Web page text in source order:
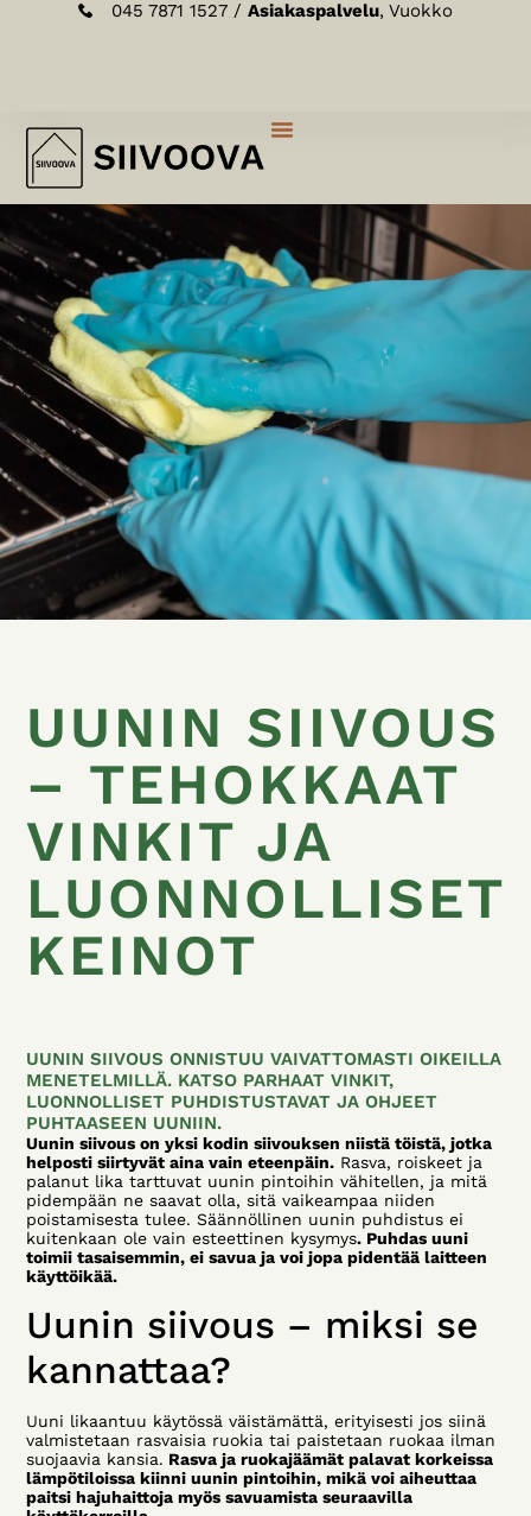
045 7871 1527 / Asiakaspalvelu, Vuokko
UUNIN SIIVOUS
– TEHOKKAAT
VINKIT JA
LUONNOLLISET
KEINOT
UUNIN SIIVOUS ONNISTUU VAIVATTOMASTI OIKEILLA
MENETELMILLÄ. KATSO PARHAAT VINKIT,
LUONNOLLISET PUHDISTUSTAVAT JA OHJEET
PUHTAASEEN UUNIIN.
Uunin siivous on yksi kodin siivouksen niistä töistä, jotka
helposti siirtyvät aina vain eteenpäin. Rasva, roiskeet ja
palanut lika tarttuvat uunin pintoihin vähitellen, ja mitä
pidempään ne saavat olla, sitä vaikeampaa niiden
poistamisesta tulee. Säännöllinen uunin puhdistus ei
kuitenkaan ole vain esteettinen kysymys. Puhdas uuni
toimii tasaisemmin, ei savua ja voi jopa pidentää laitteen
käyttöikää.
Uunin siivous – miksi se
kannattaa?
Uuni likaantuu käytössä väistämättä, erityisesti jos siinä
valmistetaan rasvaisia ruokia tai paistetaan ruokaa ilman
suojaavia kansia. Rasva ja ruokajäämät palavat korkeissa
lämpötiloissa kiinni uunin pintoihin, mikä voi aiheuttaa
paitsi hajuhaittoja myös savuamista seuraavilla